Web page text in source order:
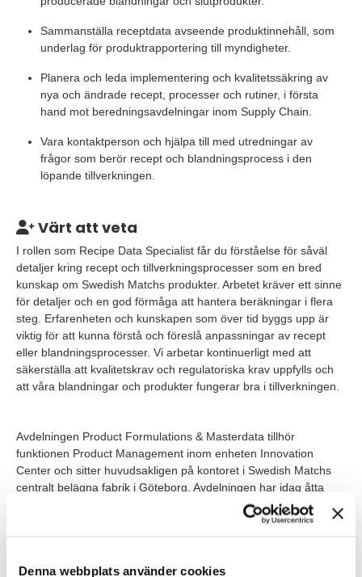
Denna webbplats använder cookies
Sammanställa receptdata avseende produktinnehåll, som
underlag för produktrapportering till myndigheter.
Planera och leda implementering och kvalitetssäkring av
nya och ändrade recept, processer och rutiner, i första
hand mot beredningsavdelningar inom Supply Chain.
Vara kontaktperson och hjälpa till med utredningar av
frågor som berör recept och blandningsprocess i den
löpande tillverkningen.
Värt att veta
I rollen som Recipe Data Specialist får du förståelse för såväl
detaljer kring recept och tillverkningsprocesser som en bred
kunskap om Swedish Matchs produkter. Arbetet kräver ett sinne
för detaljer och en god förmåga att hantera beräkningar i flera
steg. Erfarenheten och kunskapen som över tid byggs upp är
viktig för att kunna förstå och föreslå anpassningar av recept
eller blandningsprocesser. Vi arbetar kontinuerligt med att
säkerställa att kvalitetskrav och regulatoriska krav uppfylls och
att våra blandningar och produkter fungerar bra i tillverkningen.
Avdelningen Product Formulations & Masterdata tillhör
funktionen Product Management inom enheten Innovation
Center och sitter huvudsakligen på kontoret i Swedish Matchs
centralt belägna fabrik i Göteborg. Avdelningen har idag åtta
medarbetare varav hälften arbetar inom området för recept mot
Våra förväntningar